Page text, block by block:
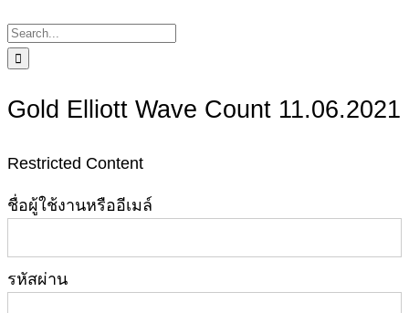
Search
for:
Gold Elliott Wave Count 11.06.2021
Restricted Content
ชื่อผู้ใช้งานหรืออีเมล์
รหัสผ่าน